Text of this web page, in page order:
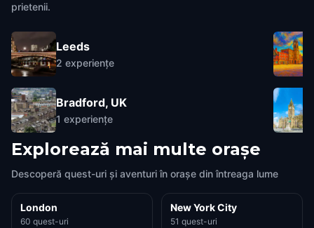
prietenii.
Leeds
2 experiențe
Bradford, UK
1 experiențe
Explorează mai multe orașe
Descoperă quest-uri și aventuri în orașe din întreaga lume
London
60 quest-uri
New York City
51 quest-uri